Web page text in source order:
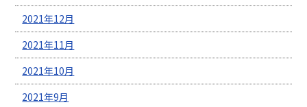
2021年12月
2021年11月
2021年10月
2021年9月